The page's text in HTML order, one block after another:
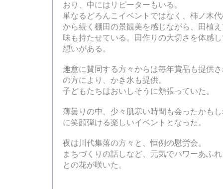
おり、中にはリピーターもいる。
単なるどろんこイベントではなく、柿ノ木
から続く棚田の景観美を感じながら、田植
味も持たせている。田作りの大切さを体感
想いがある。
趣意に賛同する方々からは毎年賞品も提供
の方により、かき氷も提供。
子どもたちはおいしそうに頬張っていた。
薄曇りの中、少々肌寒い時間も会ったかも
に笑顔弾ける楽しいイベントとなった。
夜は川代集落の方々と、恒例の慰労会。
まちづくりの話しなど、元気でパワーあふ
との花が咲いた。